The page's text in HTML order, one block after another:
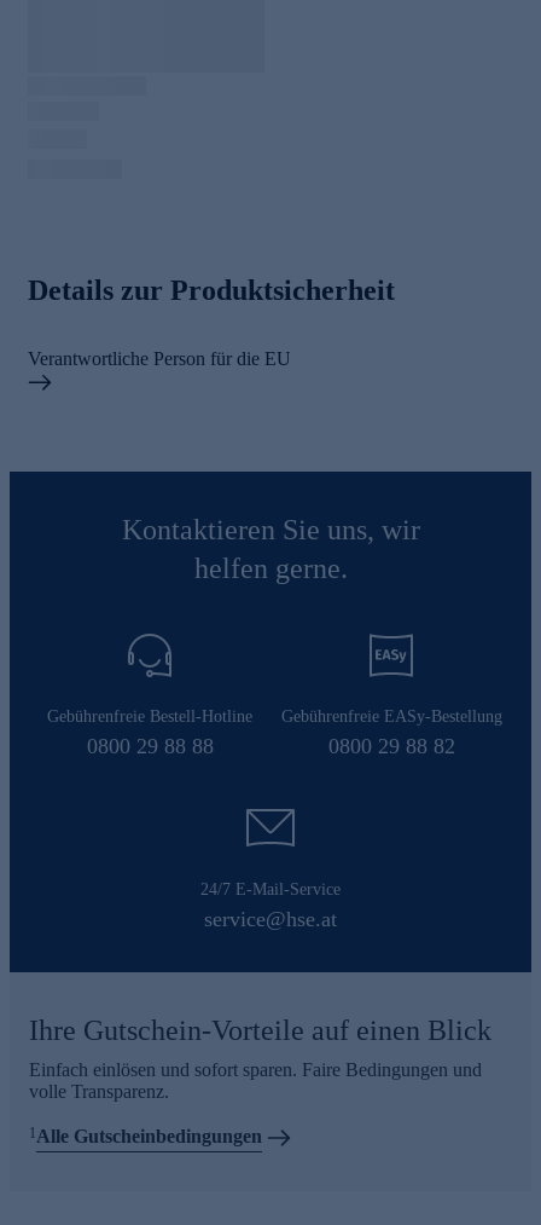
Details zur Produktsicherheit
Verantwortliche Person für die EU
Kontaktieren Sie uns, wir
helfen gerne.
Gebührenfreie Bestell-Hotline
0800 29 88 88
Gebührenfreie EASy-Bestellung
0800 29 88 82
24/7 E-Mail-Service
service@hse.at
Ihre Gutschein-Vorteile auf einen Blick
Einfach einlösen und sofort sparen. Faire Bedingungen und
volle Transparenz.
1 Alle Gutscheinbedingungen